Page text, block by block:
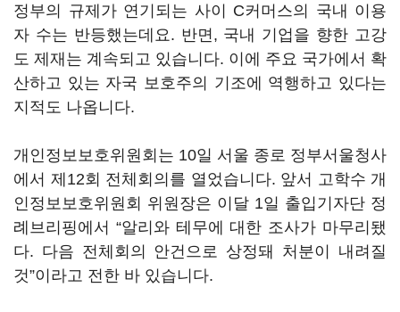
정부의 규제가 연기되는 사이 C커머스의 국내 이용
자 수는 반등했는데요. 반면, 국내 기업을 향한 고강
도 제재는 계속되고 있습니다. 이에 주요 국가에서 확
산하고 있는 자국 보호주의 기조에 역행하고 있다는
지적도 나옵니다.
개인정보보호위원회는 10일 서울 종로 정부서울청사
에서 제12회 전체회의를 열었습니다. 앞서 고학수 개
인정보보호위원회 위원장은 이달 1일 출입기자단 정
례브리핑에서 “알리와 테무에 대한 조사가 마무리됐
다. 다음 전체회의 안건으로 상정돼 처분이 내려질
것”이라고 전한 바 있습니다.